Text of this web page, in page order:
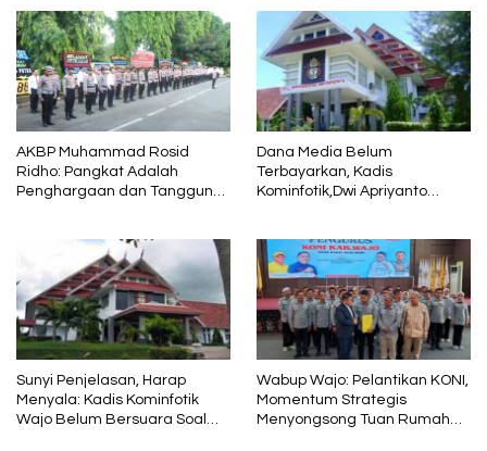
AKBP Muhammad Rosid
Ridho: Pangkat Adalah
Penghargaan dan Tanggung
Dana Media Belum
Terbayarkan, Kadis
Kominfotik,Dwi Apriyanto
Sunyi Penjelasan, Harap
Menyala: Kadis Kominfotik
Wajo Belum Bersuara Soal
Wabup Wajo: Pelantikan KONI,
Momentum Strategis
Menyongsong Tuan Rumah